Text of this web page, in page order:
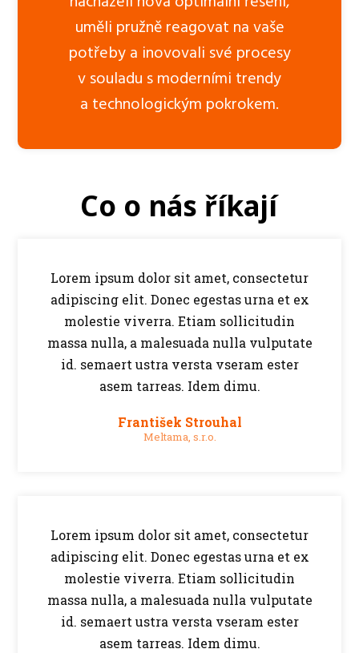
uměli pružně reagovat na vaše
potřeby a inovovali své procesy
v souladu s moderními trendy
a technologickým pokrokem.
Co o nás říkají
Lorem ipsum dolor sit amet, consectetur
adipiscing elit. Donec egestas urna et ex
molestie viverra. Etiam sollicitudin
massa nulla, a malesuada nulla vulputate
id. semaert ustra versta vseram ester
asem tarreas. Idem dimu.
František Strouhal
Meltama, s.r.o.
Lorem ipsum dolor sit amet, consectetur
adipiscing elit. Donec egestas urna et ex
molestie viverra. Etiam sollicitudin
massa nulla, a malesuada nulla vulputate
id. semaert ustra versta vseram ester
asem tarreas. Idem dimu.